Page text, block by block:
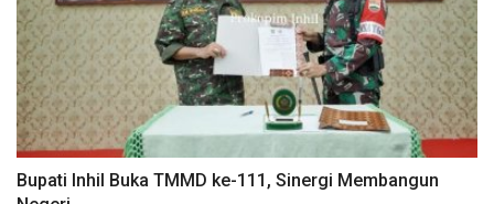
Bupati Inhil Buka TMMD ke-111, Sinergi Membangun